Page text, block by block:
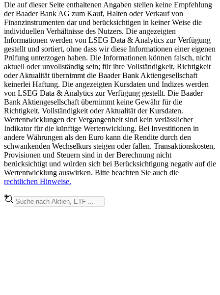
Die auf dieser Seite enthaltenen Angaben stellen keine Empfehlung
der Baader Bank AG zum Kauf, Halten oder Verkauf von
Finanzinstrumenten dar und berücksichtigen in keiner Weise die
individuellen Verhältnisse des Nutzers. Die angezeigten
Informationen werden von LSEG Data & Analytics zur Verfügung
gestellt und sortiert, ohne dass wir diese Informationen einer eigenen
Prüfung unterzogen haben. Die Informationen können falsch, nicht
aktuell oder unvollständig sein; für ihre Vollständigkeit, Richtigkeit
oder Aktualität übernimmt die Baader Bank Aktiengesellschaft
keinerlei Haftung. Die angezeigten Kursdaten und Indizes werden
von LSEG Data & Analytics zur Verfügung gestellt. Die Baader
Bank Aktiengesellschaft übernimmt keine Gewähr für die
Richtigkeit, Vollständigkeit oder Aktualität der Kursdaten.
Wertentwicklungen der Vergangenheit sind kein verlässlicher
Indikator für die künftige Wertenwicklung. Bei Investitionen in
andere Währungen als den Euro kann die Rendite durch den
schwankenden Wechselkurs steigen oder fallen. Transaktionskosten,
Provisionen und Steuern sind in der Berechnung nicht
berücksichtigt und würden sich bei Berücksichtigung negativ auf die
Wertentwicklung auswirken. Bitte beachten Sie auch die
rechtlichen Hinweise.